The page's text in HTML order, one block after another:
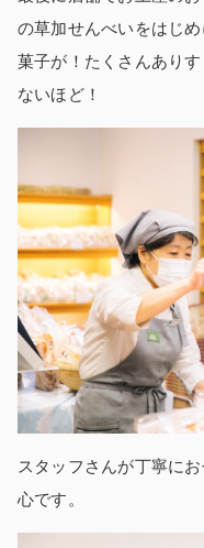
の草加せんべいをはじ
菓子が！たくさんあり
ないほど！
スタッフさんが丁寧に
心です。